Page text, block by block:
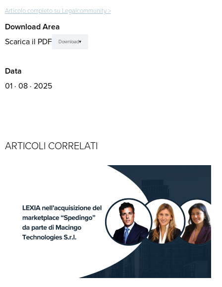
Articolo completo su Legalcommunity >
Download Area
Scarica il PDF
Download
Data
01 · 08 · 2025
ARTICOLI CORRELATI